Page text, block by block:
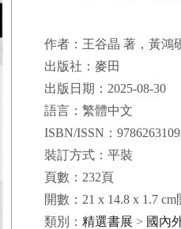
作者：王谷晶 著，黃鴻
出版社：麥田
出版日期：2025-08-30
語言：繁體中文
ISBN/ISSN：
裝訂方式：平裝
頁數：232頁
開數：21 x 14.8 x 1.7 cm
類別： 精選書展 > 國內